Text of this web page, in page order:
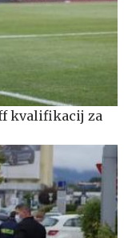
kvalifikacij za